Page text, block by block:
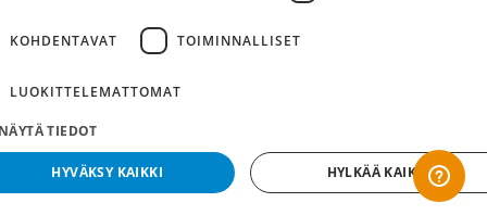
KOHDENTAVAT TOIMINNALLISET
LUOKITTELEMATTOMAT
TIEDOT
HYVÄKSY KAIKKI HYLKÄÄ KAIKKI